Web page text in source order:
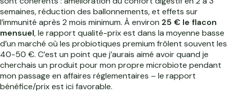
semaines, réduction des ballonnements, et effets sur
l’immunité après 2 mois minimum. À environ 25 € le flacon
mensuel, le rapport qualité-prix est dans la moyenne basse
d’un marché où les probiotiques premium frôlent souvent les
40-50 €. C’est un point que j’aurais aimé avoir quand je
cherchais un produit pour mon propre microbiote pendant
mon passage en affaires réglementaires – le rapport
bénéfice/prix est ici favorable.